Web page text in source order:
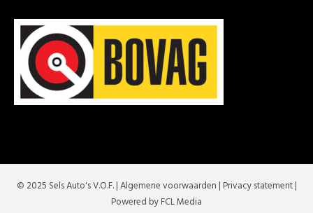
© 2025 Sels Auto's V.O.F. |Algemene voorwaarden | Privacy statement|
Powered by FCL Media